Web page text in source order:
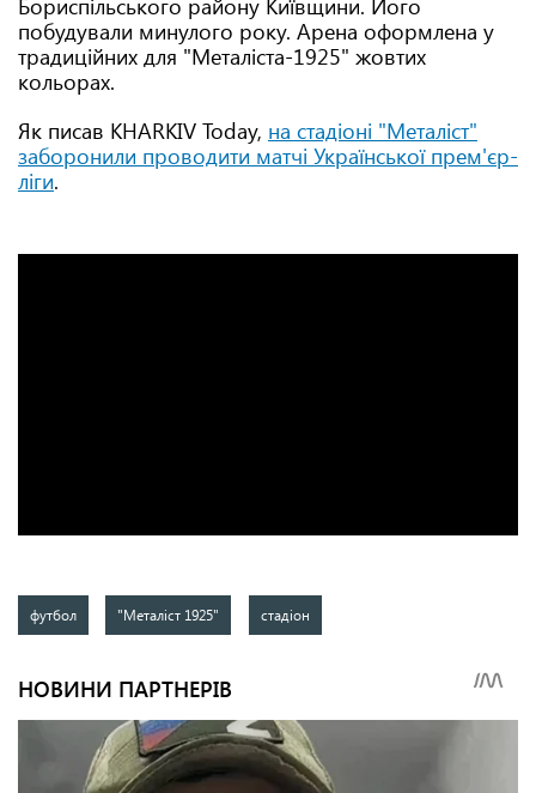
Бориспільського району Київщини. Його
побудували минулого року. Арена оформлена у
традиційних для "Металіста-1925" жовтих
кольорах.
Як писав KHARKIV Today, на стадіоні "Металіст"
заборонили проводити матчі Української прем'єр-
ліги.
футбол "Металіст 1925" стадіон